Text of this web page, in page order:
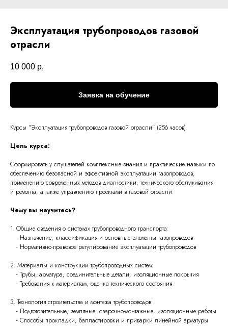
Эксплуатация трубопроводов газовой
отрасли
10 000 р.
Заявка на обучение
Курсы "Эксплуатация трубопроводов газовой отрасли" (256 часов)
Цель курса:
Сформировать у слушателей комплексные знания и практические навыки по
обеспечению безопасной и эффективной эксплуатации газопроводов,
применению современных методов диагностики, технического обслуживания
и ремонта, а также управлению проектами в газовой отрасли.
Чему вы научитесь?
1. Общие сведения о системах трубопроводного транспорта:
- Назначение, классификация и основные элементы газопроводов
- Нормативно-правовое регулирование эксплуатации трубопроводов
2. Материалы и конструкции трубопроводных систем:
- Трубы, арматура, соединительные детали, изоляционные покрытия
- Требования к материалам, оценка технического состояния
3. Технология строительства и монтажа трубопроводов:
- Подготовительные, земляные, сварочно-монтажные, изоляционные работы
- Способы прокладки, балластировки и приварки линейной арматуры